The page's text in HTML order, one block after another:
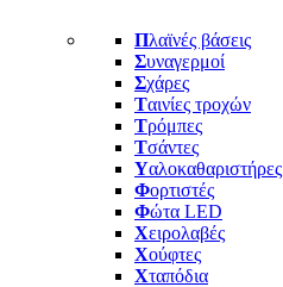
Πλαϊνές βάσεις
Συναγερμοί
Σχάρες
Ταινίες τροχών
Τρόμπες
Τσάντες
Υαλοκαθαριστήρες
Φορτιστές
Φώτα LED
Χειρολαβές
Χούφτες
Χταπόδια